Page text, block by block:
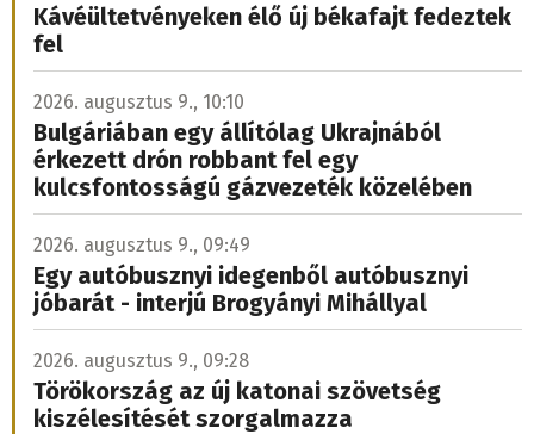
Kávéültetvényeken élő új békafajt fedeztek
fel
2026. augusztus 9., 10:10
Bulgáriában egy állítólag Ukrajnából
érkezett drón robbant fel egy
kulcsfontosságú gázvezeték közelében
2026. augusztus 9., 09:49
Egy autóbusznyi idegenből autóbusznyi
jóbarát - interjú Brogyányi Mihállyal
2026. augusztus 9., 09:28
Törökország az új katonai szövetség
kiszélesítését szorgalmazza